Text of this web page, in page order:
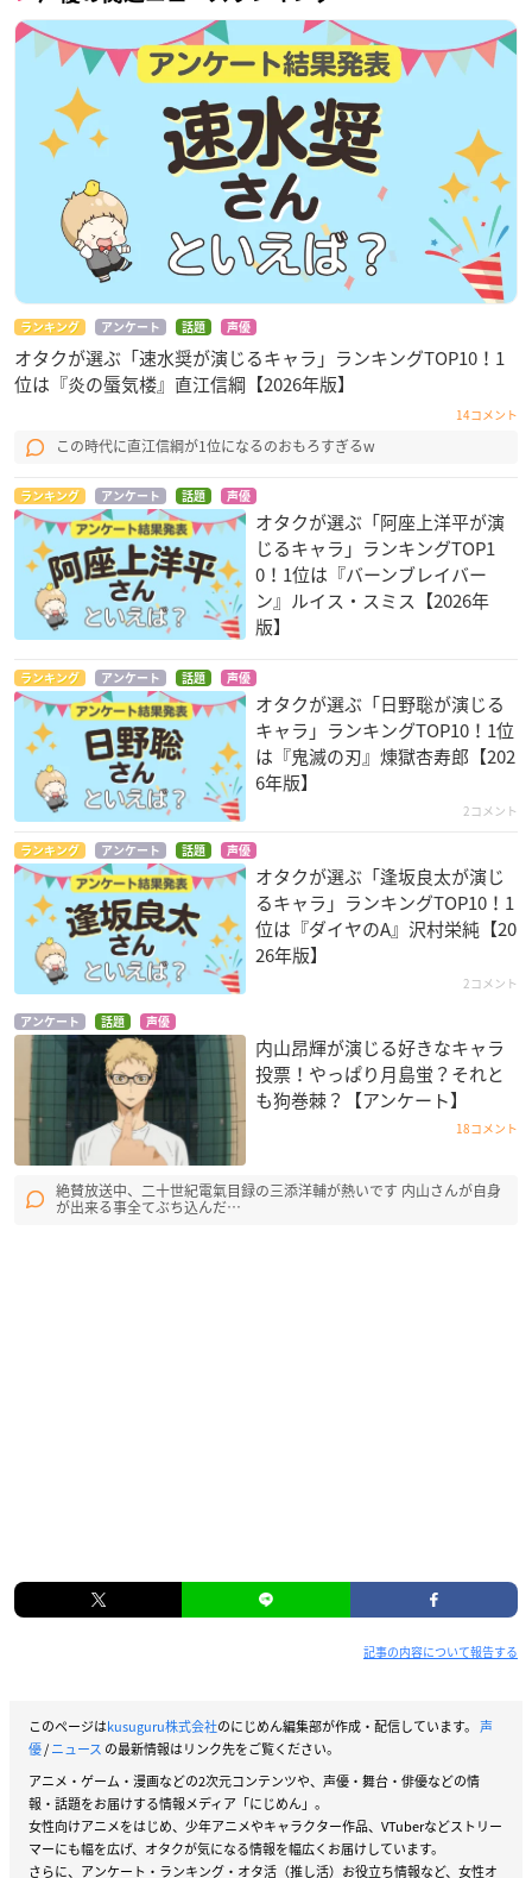
ランキング アンケート 話題 声優
オタクが選ぶ「速水奨が演じるキャラ」ランキングTOP10！1
位は『炎の蜃気楼』直江信綱【2026年版】
14コメント
この時代に直江信綱が1位になるのおもろすぎるw
ランキング アンケート 話題 声優
オタクが選ぶ「阿座上洋平が演
じるキャラ」ランキングTOP1
0！1位は『バーンブレイバー
ン』ルイス・スミス【2026年
版】
ランキング アンケート 話題 声優
オタクが選ぶ「日野聡が演じる
キャラ」ランキングTOP10！1位
は『鬼滅の刃』煉󠄁獄杏寿郎【202
6年版】
2コメント
ランキング アンケート 話題 声優
オタクが選ぶ「逢坂良太が演じ
るキャラ」ランキングTOP10！1
位は『ダイヤのA』沢村栄純【20
26年版】
2コメント
アンケート 話題 声優
内山昂輝が演じる好きなキャラ
投票！やっぱり月島蛍？それと
も狗巻棘？【アンケート】
18コメント
絶賛放送中、二十世紀電氣目録の三添洋輔が熱いです 内山さんが自身
が出来る事全てぶち込んだ…
記事の内容について報告する
このページはkusuguru株式会社のにじめん編集部が作成・配信しています。 声
優/ニュース の最新情報はリンク先をご覧ください。
アニメ・ゲーム・漫画などの2次元コンテンツや、声優・舞台・俳優などの情
報・話題をお届けする情報メディア「にじめん」。
女性向けアニメをはじめ、少年アニメやキャラクター作品、VTuberなどストリー
マーにも幅を広げ、オタクが気になる情報を幅広くお届けしています。
さらに、アンケート・ランキング・オタ活（推し活）お役立ち情報など、女性オ